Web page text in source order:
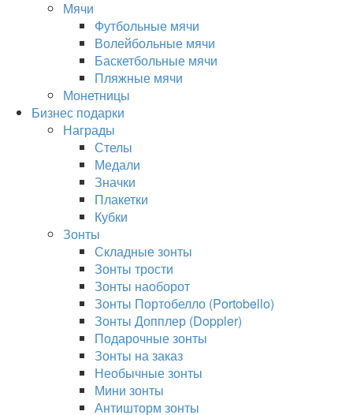
Мячи
Футбольные мячи
Волейбольные мячи
Баскетбольные мячи
Пляжные мячи
Монетницы
Бизнес подарки
Награды
Стелы
Медали
Значки
Плакетки
Кубки
Зонты
Складные зонты
Зонты трости
Зонты наоборот
Зонты Портобелло (Portobello)
Зонты Допплер (Doppler)
Подарочные зонты
Зонты на заказ
Необычные зонты
Мини зонты
Антишторм зонты